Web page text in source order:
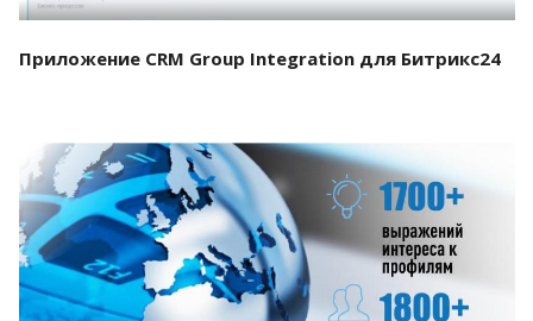
Приложение CRM Group Integration для Битрикс24